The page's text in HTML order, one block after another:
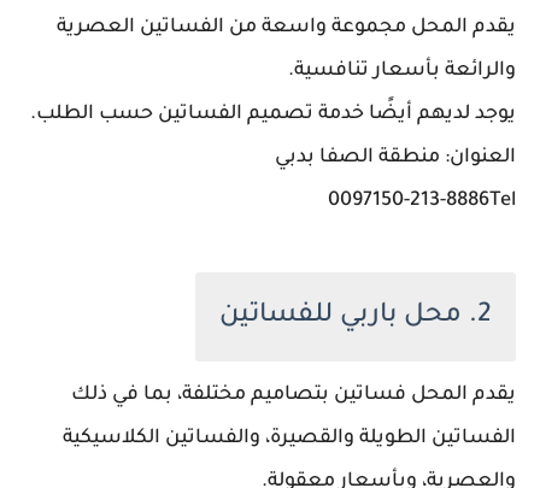
يقدم المحل مجموعة واسعة من الفساتين العصرية
والرائعة بأسعار تنافسية.
يوجد لديهم أيضًا خدمة تصميم الفساتين حسب الطلب.
العنوان: منطقة الصفا بدبي
0097150-213-8886Tel
2. محل باربي للفساتين
يقدم المحل فساتين بتصاميم مختلفة، بما في ذلك
الفساتين الطويلة والقصيرة، والفساتين الكلاسيكية
والعصرية، وبأسعار معقولة.